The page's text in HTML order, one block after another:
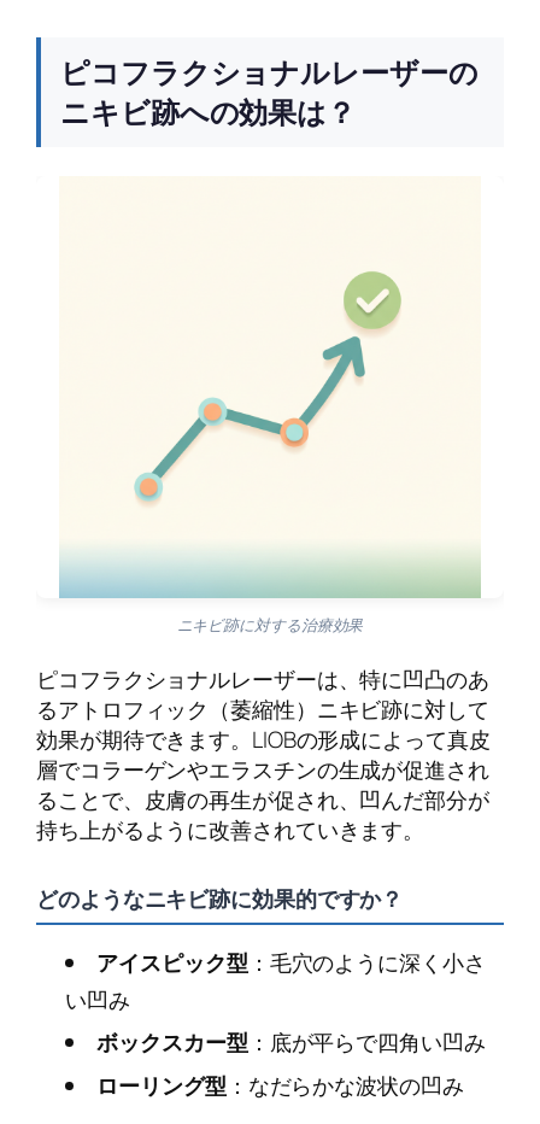
ピコフラクショナルレーザーの
ニキビ跡への効果は？
ニキビ跡に対する治療効果
ピコフラクショナルレーザーは、特に凹凸のあ
るアトロフィック（萎縮性）ニキビ跡に対して
効果が期待できます。LIOBの形成によって真皮
層でコラーゲンやエラスチンの生成が促進され
ることで、皮膚の再生が促され、凹んだ部分が
持ち上がるように改善されていきます。
どのようなニキビ跡に効果的ですか？
アイスピック型 ：毛穴のように深く小さ
い凹み
ボックスカー型：底が平らで四角い凹み
ローリング型 ：なだらかな波状の凹み